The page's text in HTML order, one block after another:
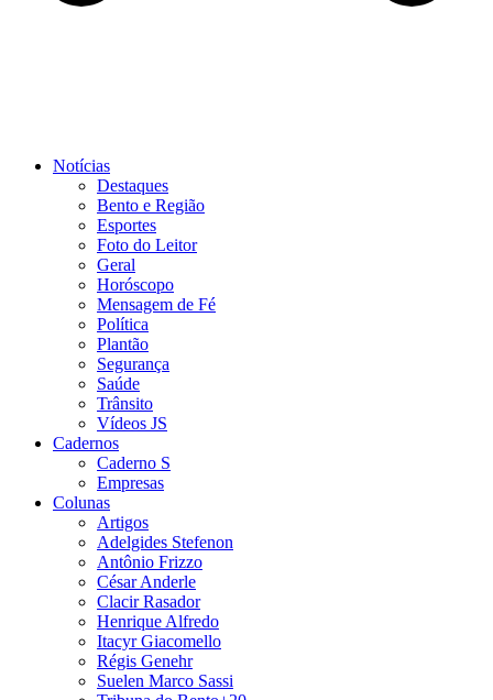
Notícias
Destaques
Bento e Região
Esportes
Foto do Leitor
Geral
Horóscopo
Mensagem de Fé
Política
Plantão
Segurança
Saúde
Trânsito
Vídeos JS
Cadernos
Caderno S
Empresas
Colunas
Artigos
Adelgides Stefenon
Antônio Frizzo
César Anderle
Clacir Rasador
Henrique Alfredo
Itacyr Giacomello
Régis Genehr
Suelen Marco Sassi